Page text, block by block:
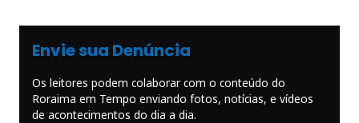
Envie sua Denúncia
Os leitores podem colaborar com o conteúdo do
Roraima em Tempo enviando fotos, notícias, e vídeos
de acontecimentos do dia a dia.